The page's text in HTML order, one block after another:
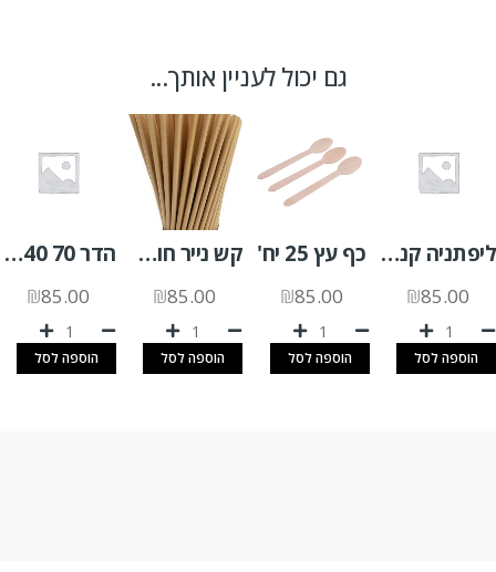
גם יכול לעניין אותך...
ליפתניה קנה סוכר 1000 יח'
₪85.00
הוספה לסל
כף עץ 25 יח'
₪85.00
הוספה לסל
קש נייר חום 8 מ"מ א.100 יח'
₪85.00
הוספה לסל
הדר 70 240 יח'
₪85.00
הוספה לסל